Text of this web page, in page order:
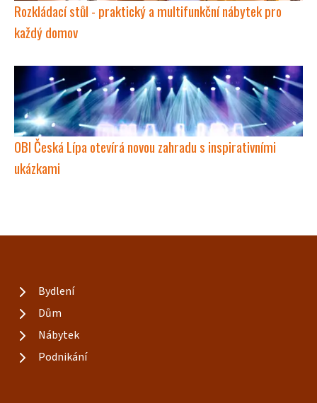
Rozkládací stůl - praktický a multifunkční nábytek pro
každý domov
OBI Česká Lípa otevírá novou zahradu s inspirativními
ukázkami
Bydlení
Dům
Nábytek
Podnikání